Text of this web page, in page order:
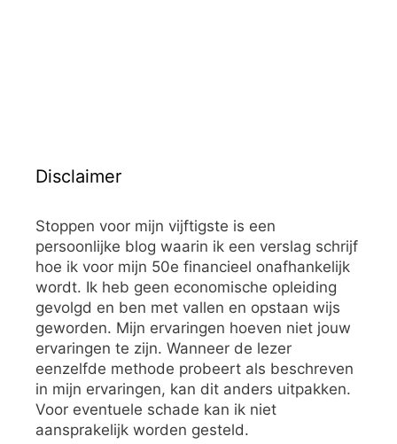
Disclaimer
Stoppen voor mijn vijftigste is een
persoonlijke blog waarin ik een verslag schrijf
hoe ik voor mijn 50e financieel onafhankelijk
wordt. Ik heb geen economische opleiding
gevolgd en ben met vallen en opstaan wijs
geworden. Mijn ervaringen hoeven niet jouw
ervaringen te zijn. Wanneer de lezer
eenzelfde methode probeert als beschreven
in mijn ervaringen, kan dit anders uitpakken.
Voor eventuele schade kan ik niet
aansprakelijk worden gesteld.